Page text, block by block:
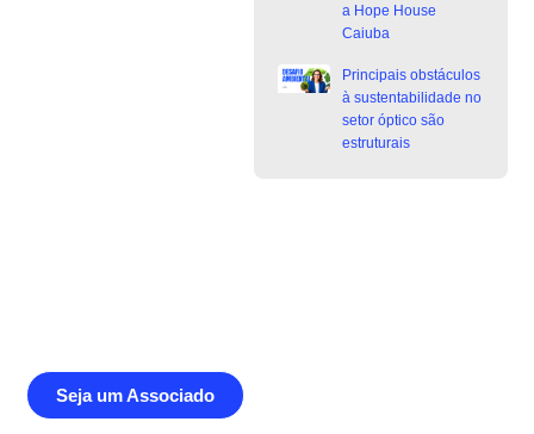
a Hope House
Caiuba
Principais obstáculos
à sustentabilidade no
setor óptico são
estruturais
Seja um Associado